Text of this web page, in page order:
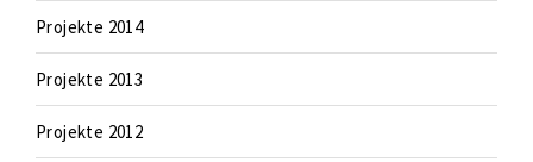
Projekte 2014
Projekte 2013
Projekte 2012